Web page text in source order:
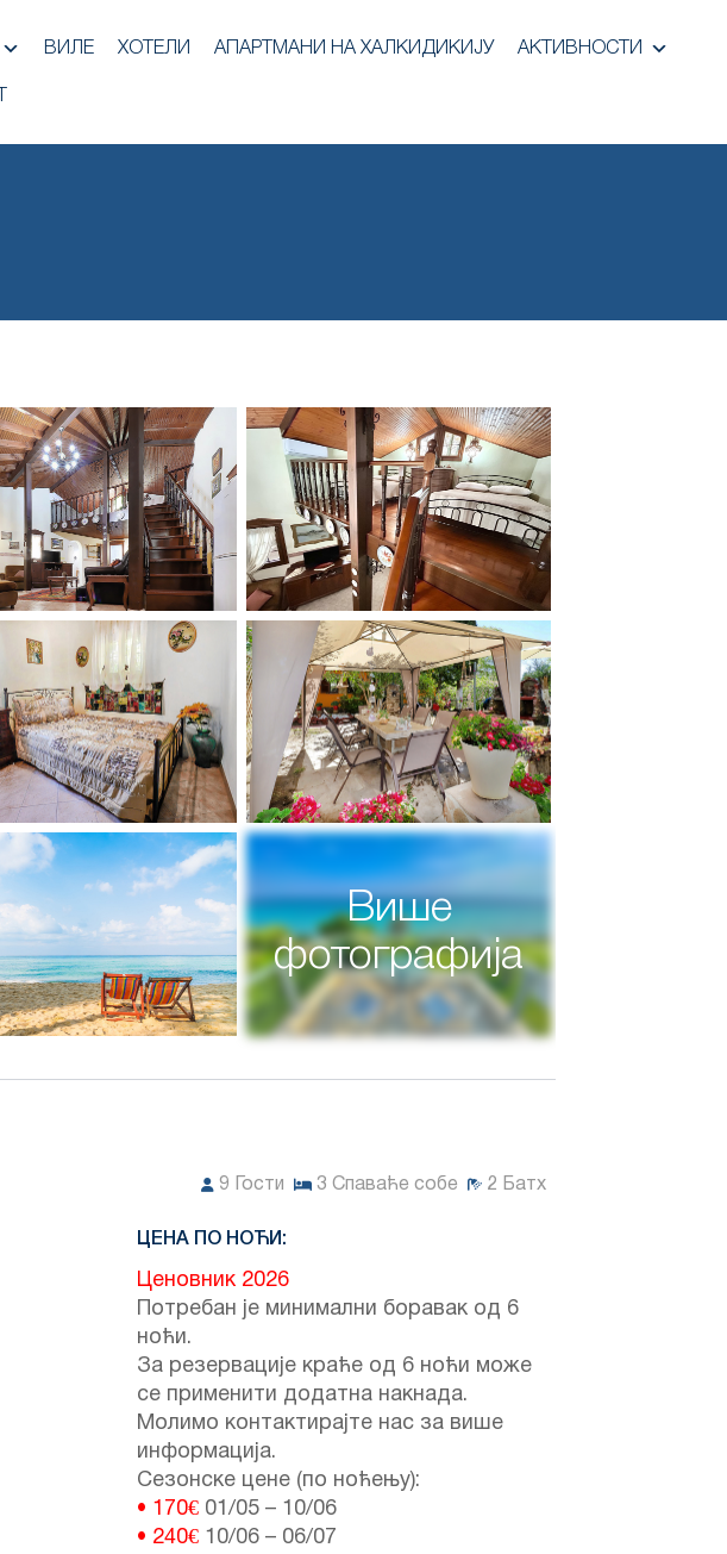
ВИЛЕ ХОТЕЛИ АПАРТМАНИ НА ХАЛКИДИКИЈУ АКТИВНОСТИ
Више
фотографија
9 Гости 3 Спаваће собе 2 Батх
ЦЕНА ПО НОЋИ:
Ценовник 2026
Потребан је минимални боравак од 6
ноћи.
За резервације краће од 6 ноћи може
се применити додатна накнада.
Молимо контактирајте нас за више
информација.
Сезонске цене (по ноћењу):
• 170€ 01/05 – 10/06
• 240€ 10/06 – 06/07